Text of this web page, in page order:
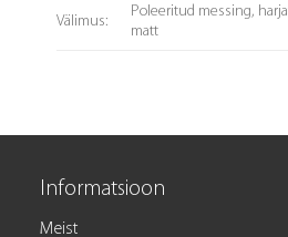
Välimus:
Poleeritud messing,
matt
Informatsioon
Meist